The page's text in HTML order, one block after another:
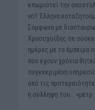
επωμιστεί την
νο1 Έλληνα
Σύμφωνα με
Χρυσοχοίδης σε
ημέρες με τα έμπειρα
που έχουν χρόνια
συγκεκριμένη
από τις
η σύλληψη του…